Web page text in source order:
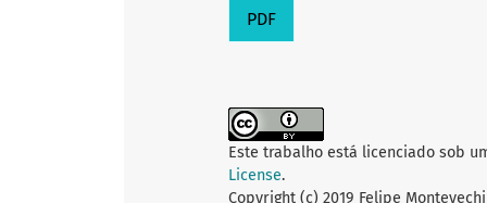
PDF
Este trabalho está licenciado sob
License.
Copyright (c) 2019 Felipe